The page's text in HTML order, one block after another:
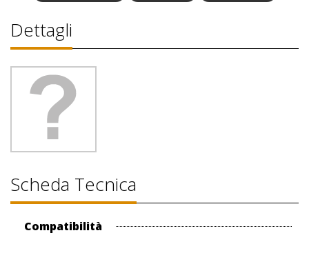
Dettagli
Scheda Tecnica
Compatibilità